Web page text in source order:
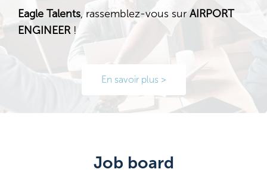
Eagle Talents, rassemblez-vous sur AIRPORT
ENGINEER!
En savoir plus >
Job board